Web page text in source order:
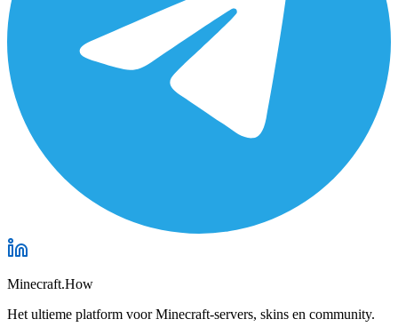
Minecraft.How
Het ultieme platform voor Minecraft-servers, skins en community.